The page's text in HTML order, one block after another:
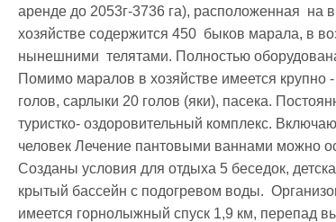
аренде до 2053г-3736 га), расположенная
хозяйстве содержится 450  быков марала, в
нынешними  телятами. Полностью
Помимо маралов в хозяйстве имеется крупно
голов, сарлыки 20 голов (яки), пасека.
туристко- оздоровительный комплекс.
человек Лечение пантовыми ваннами можно
Созданы условия для отдыха 5 беседок,
крытый бассейн с подогревом воды.
имеется горнолыжный спуск 1,9 км, перепад